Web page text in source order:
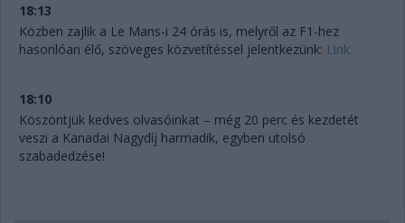
18:13
Közben zajlik a Le Mans-i 24 órás is, melyről az F1-hez
hasonlóan élő, szöveges közvetítéssel jelentkezünk: Link.
18:10
Köszöntjük kedves olvasóinkat – még 20 perc és kezdetét
veszi a Kanadai Nagydíj harmadik, egyben utolsó
szabadedzése!